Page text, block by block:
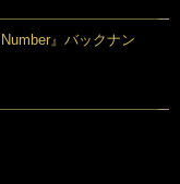
』バックナン